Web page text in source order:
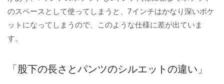
のスペースとして使ってしまうと、7インチはかなり深いポケ
ットになってしまうので、このような仕様に差が出ていま
す。
「股下の長さとパンツのシルエットの違い」